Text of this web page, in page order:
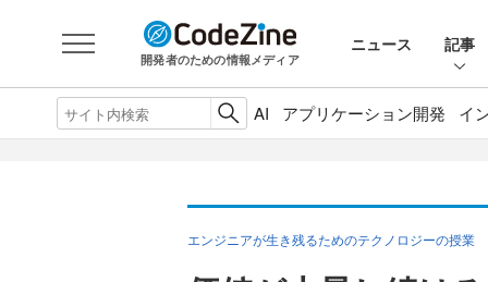
開発者のための情報メディア
ニュース 記事
AI アプリケーション開発 イ
エンジニアが生き残るためのテクノロジーの授業